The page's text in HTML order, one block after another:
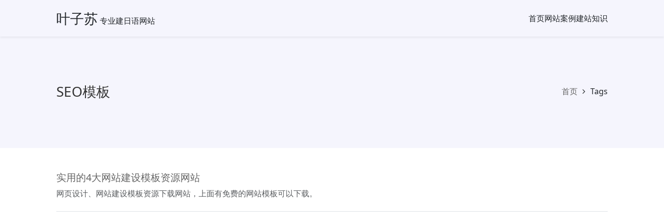
叶子苏 专业建日语网站 首页网站案例建站知识
SEO模板 首页 Tags
实用的4大网站建设模板资源网站
网页设计、网站建设模板资源下载网站，上面有免费的网站模板可以下载。